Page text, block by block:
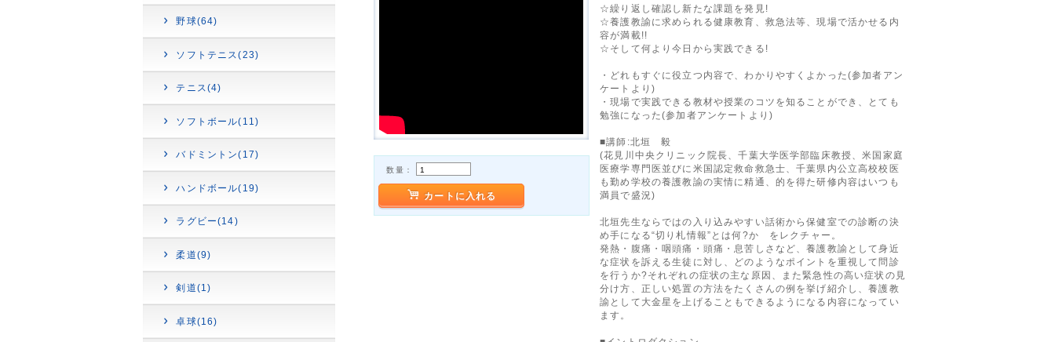
野球(64)
ソフトテニス(23)
テニス(4)
ソフトボール(11)
バドミントン(17)
ハンドボール(19)
ラグビー(14)
柔道(9)
剣道(1)
卓球(16)
数量：
カートに入れる
☆繰り返し確認し新たな課題を発見!
☆養護教諭に求められる健康教育、救急法等、現場で活かせる内
容が満載!!
☆そして何より今日から実践できる!
・どれもすぐに役立つ内容で、わかりやすくよかった(参加者アン
ケートより)
・現場で実践できる教材や授業のコツを知ることができ、とても
勉強になった(参加者アンケートより)
■講師:北垣 毅
(花見川中央クリニック院長、千葉大学医学部臨床教授、米国家庭
医療学専門医並びに米国認定救命救急士、千葉県内公立高校校医
も勤め学校の養護教諭の実情に精通、的を得た研修内容はいつも
満員で盛況)
北垣先生ならではの入り込みやすい話術から保健室での診断の決
め手になる“切り札情報”とは何?か をレクチャー。
発熱・腹痛・咽頭痛・頭痛・息苦しさなど、養護教諭として身近
な症状を訴える生徒に対し、どのようなポイントを重視して問診
を行うか?それぞれの症状の主な原因、また緊急性の高い症状の見
分け方、正しい処置の方法をたくさんの例を挙げ紹介し、養護教
諭として大金星を上げることもできるようになる内容になってい
ます。